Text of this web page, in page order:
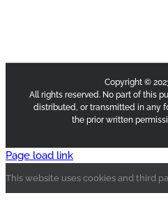
Copyright ©
All rights reserved. No part of this
distributed, or transmitted in any
the prior written
Page load link
This website uses cookies and third